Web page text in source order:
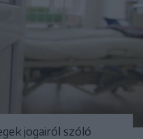
jogairól szóló